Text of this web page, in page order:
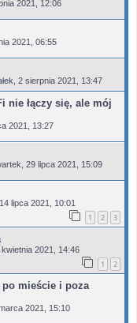
2021, 12:06
2021, 06:55
2 sierpnia 2021, 13:47
nie łączy się, ale mój
2021, 13:27
29 lipca 2021, 15:09
lipca 2021, 10:01
1 2 3
2021, 14:46
1 2
mieście i poza
2021, 15:10